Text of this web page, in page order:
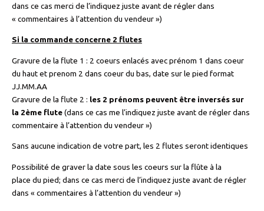
dans ce cas merci de l’indiquez juste avant de régler dans
« commentaires à l’attention du vendeur »)
Si la commande concerne 2 flutes
Gravure de la flute 1 : 2 coeurs enlacés avec prénom 1 dans coeur
du haut et prenom 2 dans coeur du bas, date sur le pied format
JJ.MM.AA
Gravure de la flute 2 : les 2 prénoms peuvent être inversés sur
la 2ème flute(dans ce cas me l’indiquez juste avant de régler dans
commentaire à l’attention du vendeur »)
Sans aucune indication de votre part, les 2 flutes seront identiques
Possibilité de graver la date sous les coeurs sur la flûte à la
place du pied; dans ce cas merci de l’indiquez juste avant de régler
dans « commentaires à l’attention du vendeur »)